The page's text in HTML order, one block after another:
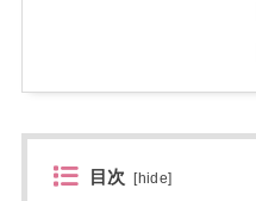
目次 [hide]